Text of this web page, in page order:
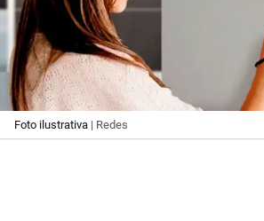
Foto ilustrativa | Redes